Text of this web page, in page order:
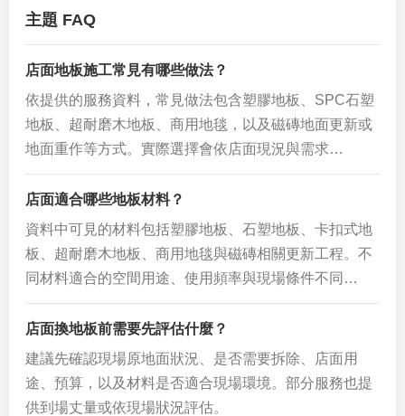
主題 FAQ
店面地板施工常見有哪些做法？
依提供的服務資料，常見做法包含塑膠地板、SPC石塑
地板、超耐磨木地板、商用地毯，以及磁磚地面更新或
地面重作等方式。實際選擇會依店面現況與需求…
店面適合哪些地板材料？
資料中可見的材料包括塑膠地板、石塑地板、卡扣式地
板、超耐磨木地板、商用地毯與磁磚相關更新工程。不
同材料適合的空間用途、使用頻率與現場條件不同…
店面換地板前需要先評估什麼？
建議先確認現場原地面狀況、是否需要拆除、店面用
途、預算，以及材料是否適合現場環境。部分服務也提
供到場丈量或依現場狀況評估。